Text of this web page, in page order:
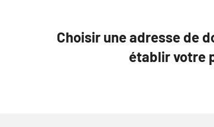
Choisir une adresse de
établir votre